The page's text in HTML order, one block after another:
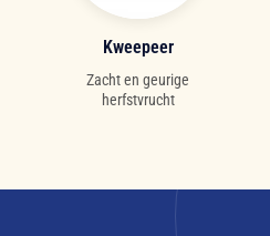
Kweepeer
Zacht en geurige
herfstvrucht